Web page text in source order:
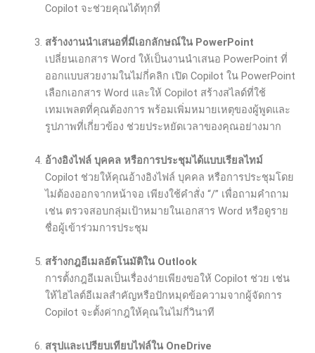
Copilot จะช่วยคุณได้ทุกที่
สร้างงานนำเสนอที่มีเอกลักษณ์ในPowerPoint
เปลี่ยนเอกสาร Word ให้เป็นงานนำเสนอ PowerPoint ที่
ออกแบบสวยงามในไม่กี่คลิก เปิด Copilot ใน PowerPoint
เลือกเอกสาร Word และให้ Copilot สร้างสไลด์ที่ใช้
เทมเพลตที่คุณต้องการ พร้อมเพิ่มหมายเหตุของผู้พูดและ
รูปภาพที่เกี่ยวข้อง ช่วยประหยัดเวลาของคุณอย่างมาก
อ้างอิงไฟล์ บุคคล หรือการประชุมได้แบบเรียลไทม์
Copilot ช่วยให้คุณอ้างอิงไฟล์ บุคคล หรือการประชุมโดย
ไม่ต้องออกจากหน้าจอ เพียงใช้คำสั่ง “/” เพื่อถามคำถาม
เช่น ตรวจสอบกลุ่มเป้าหมายในเอกสาร Word หรือดูราย
ชื่อผู้เข้าร่วมการประชุม
สร้างกฎอีเมลอัตโนมัติในOutlook
การตั้งกฎอีเมลเป็นเรื่องง่ายเพียงขอให้ Copilot ช่วย เช่น
ให้ไฮไลต์อีเมลสำคัญหรือปักหมุดข้อความจากผู้จัดการ
Copilot จะตั้งค่ากฎให้คุณในไม่กี่วินาที
สรุปและเปรียบเทียบไฟล์ในOneDrive